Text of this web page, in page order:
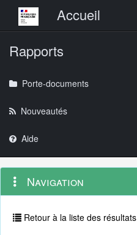
Menu principalAccueil
Rapports
Porte-documents
Nouveautés
Aide
Navigation
outils
Menu
contextuel
Navigation
Retour à la liste des résultats